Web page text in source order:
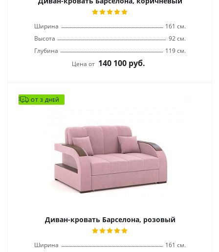
Ширина
161 см.
Высота
92 см.
Глубина
119 см.
Цена от 140 100руб.
ОТ 3 ДНЕЙ
Диван-кровать Барселона, розовый
Ширина 161 см.